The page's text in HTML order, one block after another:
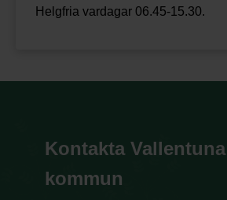
Helgfria vardagar 06.45-15.30.
Kontakta Vallentuna
kommun